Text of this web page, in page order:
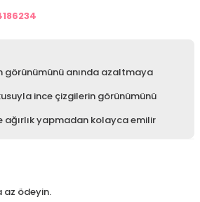
görünümünü anında azaltmaya
ince çizgilerin görünümünü
ağırlık yapmadan kolayca emilir
az ödeyin.